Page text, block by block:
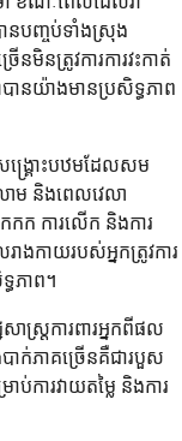
នបញ្ចប់ទាំងស្រុង
នមិនត្រូវការការវះកាត់
ានយ៉ាងមានប្រសិទ្ធភាព
ង្គ្រោះបឋមដែលសម
ោម និងពេលវេលា
កក ការលើក និងការ
ងកាយរបស់អ្នកត្រូវការ
ធភាព។
ាស្រ្តការពារអ្នកពីផល
ក់ភាគច្រើនគឺជារបួស
ការវាយតម្លៃ និងការ